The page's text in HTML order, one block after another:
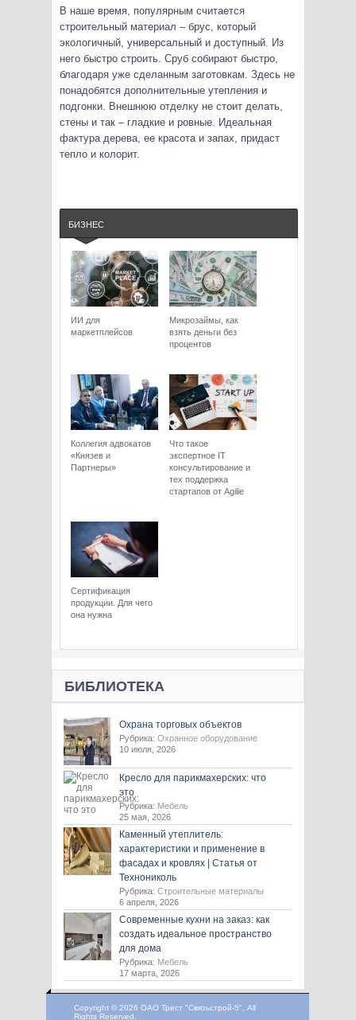
В наше время, популярным считается
строительный материал – брус, который
экологичный, универсальный и доступный. Из
него быстро строить. Сруб собирают быстро,
благодаря уже сделанным заготовкам. Здесь не
понадобятся дополнительные утепления и
подгонки. Внешнюю отделку не стоит делать,
стены и так – гладкие и ровные. Идеальная
фактура дерева, ее красота и запах, придаст
тепло и колорит.
БИЗНЕС
ИИ для
маркетплейсов
Микрозаймы, как
взять деньги без
процентов
Коллегия адвокатов
«Князев и
Партнеры»
Что такое
экспертное IT
консультирование и
тех поддержка
стартапов от Agilie
Сертификация
продукции. Для чего
она нужна
БИБЛИОТЕКА
Охрана торговых объектов
Рубрика: Охранное оборудование
10 июля, 2026
Кресло для парикмахерских: что
это
Рубрика: Мебель
25 мая, 2026
Каменный утеплитель:
характеристики и применение в
фасадах и кровлях | Статья от
Технониколь
Рубрика: Строительные материалы
6 апреля, 2026
Современные кухни на заказ: как
создать идеальное пространство
для дома
Рубрика: Мебель
17 марта, 2026
Copyright © 2026 ОАО Трест "Связьстрой-5", All
Rights Reserved.